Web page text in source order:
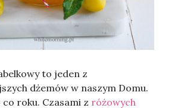
to jeden z
dżemów w naszym Domu.
co roku. Czasami z różowych